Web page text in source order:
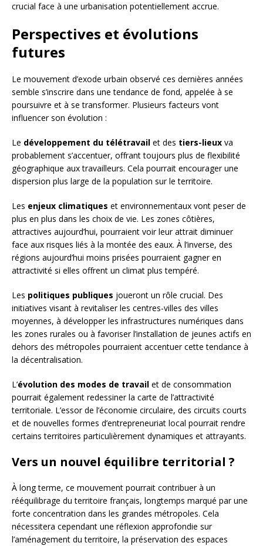
crucial face à une urbanisation potentiellement accrue.
Perspectives et évolutions
futures
Le mouvement d’exode urbain observé ces dernières années
semble s’inscrire dans une tendance de fond, appelée à se
poursuivre et à se transformer. Plusieurs facteurs vont
influencer son évolution :
Le développement du télétravail et des tiers-lieux va
probablement s’accentuer, offrant toujours plus de flexibilité
géographique aux travailleurs. Cela pourrait encourager une
dispersion plus large de la population sur le territoire.
Les enjeux climatiques et environnementaux vont peser de
plus en plus dans les choix de vie. Les zones côtières,
attractives aujourd’hui, pourraient voir leur attrait diminuer
face aux risques liés à la montée des eaux. À l’inverse, des
régions aujourd’hui moins prisées pourraient gagner en
attractivité si elles offrent un climat plus tempéré.
Les politiques publiques joueront un rôle crucial. Des
initiatives visant à revitaliser les centres-villes des villes
moyennes, à développer les infrastructures numériques dans
les zones rurales ou à favoriser l’installation de jeunes actifs en
dehors des métropoles pourraient accentuer cette tendance à
la décentralisation.
L’évolution des modes de travail et de consommation
pourrait également redessiner la carte de l’attractivité
territoriale. L’essor de l’économie circulaire, des circuits courts
et de nouvelles formes d’entrepreneuriat local pourrait rendre
certains territoires particulièrement dynamiques et attrayants.
Vers un nouvel équilibre territorial ?
À long terme, ce mouvement pourrait contribuer à un
rééquilibrage du territoire français, longtemps marqué par une
forte concentration dans les grandes métropoles. Cela
nécessitera cependant une réflexion approfondie sur
l’aménagement du territoire, la préservation des espaces